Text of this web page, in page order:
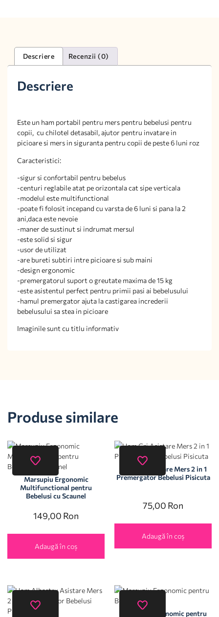
Descriere Recenzii (0)
Descriere
Este un ham portabil pentru mers pentru bebelusi pentru
copii, cu chilotel detasabil, ajutor pentru invatare in
picioare si mers in siguranta pentru copii de peste 6 luni roz
Caracteristici:
-sigur si confortabil pentru bebelus
-centuri reglabile atat pe orizontala cat sipe verticala
-modelul este multifunctional
-poate fi folosit incepand cu varsta de 6 luni si pana la 2
ani,daca este nevoie
-maner de sustinut si indrumat mersul
-este solid si sigur
-usor de utilizat
-are bureti subtiri intre picioare si sub maini
-design ergonomic
-premergatorul suport o greutate maxima de 15 kg
-este asistentul perfect pentru primii pasi ai bebelusului
-hamul premergator ajuta la castigarea increderii
bebelusului sa stea in picioare
Imaginile sunt cu titlu informativ
Produse similare
Marsupiu Ergonomic
Multifunctional pentru
Bebelusi cu Scaunel
149,00 Ron
Adaugă în coș
Ham Gri Asistare Mers 2 in 1
Premergator Bebelusi Pisicuta
75,00 Ron
Adaugă în coș
Marsupiu Ergonomic pentru